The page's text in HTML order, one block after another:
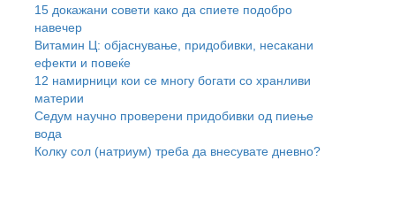
15 докажани совети како да спиете подобро
навечер
Витамин Ц: објаснување, придобивки, несакани
ефекти и повеќе
12 намирници кои се многу богати со хранливи
материи
Седум научно проверени придобивки од пиење
вода
Колку сол (натриум) треба да внесувате дневно?